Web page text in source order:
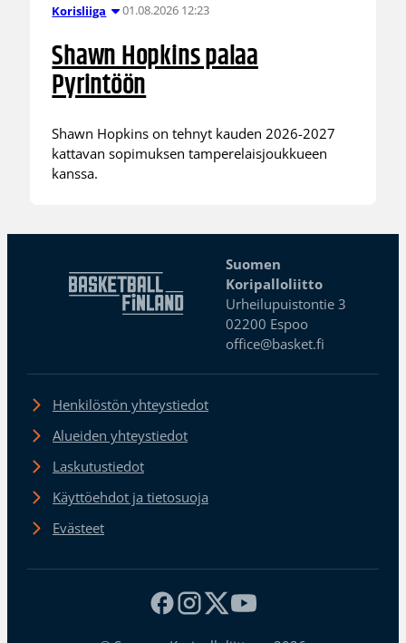
Korisliiga 01.08.2026 12:23
Shawn Hopkins palaa
Pyrintöön
Shawn Hopkins on tehnyt kauden 2026-2027
kattavan sopimuksen tamperelaisjoukkueen
kanssa.
Suomen
Koripalloliitto
Urheilupuistontie 3
02200 Espoo
office@basket.fi
Henkilöstön yhteystiedot
Alueiden yhteystiedot
Laskutustiedot
Käyttöehdot ja tietosuoja
Evästeet